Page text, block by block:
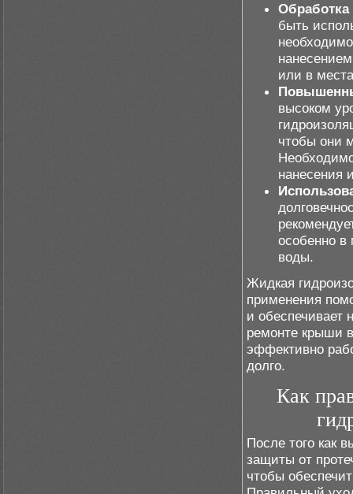
быть
или в
высоком
чтобы они
нанесения
особенно
воды.
Жидкая
применения
и
ремонте крыши
эффективно
долго.
Как
После того как
защиты от
чтобы